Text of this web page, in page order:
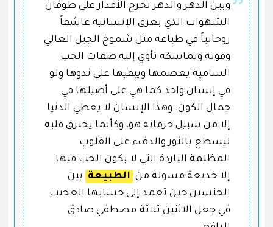
وبين الدهر والدهر تُخرج الأقدار على طوفان
الشهوات الذي يغرق الإنسانية عاشقاً
روحانياً في طباعه مثل شموخ الجبل العالي
وقوته وتماسكه تأوي إليه صفات الحب
السامية يعصمها ويبقيها على ندوها ولو
في إنسان واحد كما هي على أصيلها في
جمال الكون. وهذا الإنسان لا يعطي الدنيا
إلا من سبيل حرمانه هو، وكأنما يحترق قلبه
ليسطع بالنور والدفء على القلوب
المظلمة الباردة التي لا يكون الحب فيها
إلا خديعة مسولة من الطبيعة
بين
الجنسين حين تعمد إلى حسابها العجيب
في جعل الاثنين ثلاثة.مصطفي صادق